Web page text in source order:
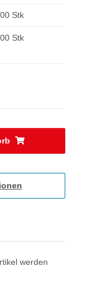
Stk
Stk
werden